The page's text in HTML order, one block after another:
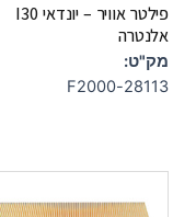
פילטר אוויר – יונדאי I30
אלנטרה
מק"ט:
28113-F2000